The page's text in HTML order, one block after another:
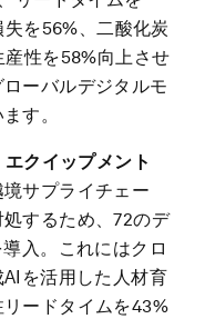
を56%、二酸化炭
性を58%向上させ
ーバルデジタルモ
す。
クイップメント
サプライチェー
するため、72のデ
入。これにはクロ
を活用した人材育
ードタイムを43%